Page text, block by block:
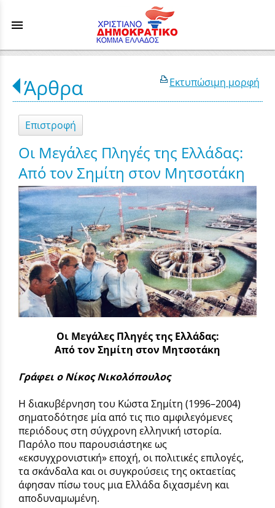
menu
Εκτυπώσιμη μορφή
Άρθρα
Επιστροφή
Οι Μεγάλες Πληγές της Ελλάδας:
Από τον Σημίτη στον Μητσοτάκη
Οι Μεγάλες Πληγές της Ελλάδας:
Από τον Σημίτη στον Μητσοτάκη
Γράφει ο Νίκος Νικολόπουλος
Η διακυβέρνηση του Κώστα Σημίτη (1996–2004)
σηματοδότησε μία από τις πιο αμφιλεγόμενες
περιόδους στη σύγχρονη ελληνική ιστορία.
Παρόλο που παρουσιάστηκε ως
«εκσυγχρονιστική» εποχή, οι πολιτικές επιλογές,
τα σκάνδαλα και οι συγκρούσεις της οκταετίας
άφησαν πίσω τους μια Ελλάδα διχασμένη και
αποδυναμωμένη.